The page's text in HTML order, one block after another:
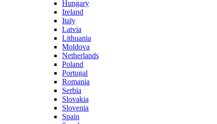
Hungary
Ireland
Italy
Latvia
Lithuania
Moldova
Netherlands
Poland
Portugal
Romania
Serbia
Slovakia
Slovenia
Spain